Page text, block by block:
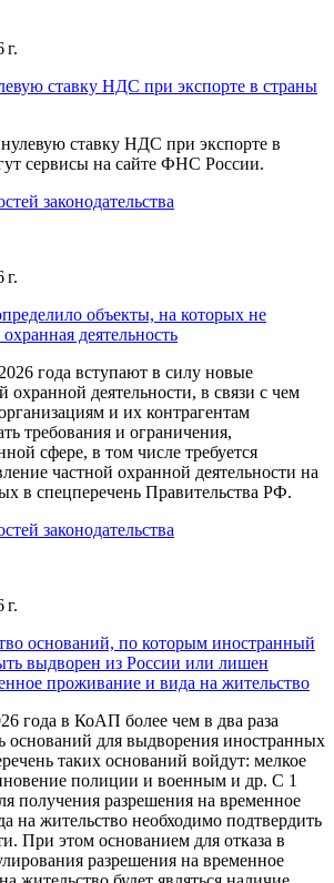
г.
ставку НДС при экспорте в страны
ставку НДС при экспорте в
сервисы на сайте ФНС России.
законодательства
г.
объекты, на которых не
деятельность
года вступают в силу новые
охранной деятельности, в связи с чем
и их контрагентам
требования и ограничения,
сфере, в том числе требуется
частной охранной деятельности на
в спецперечень Правительства РФ.
законодательства
г.
оснований, по которым иностранный
выдворен из России или лишен
проживание и вида на жительство
года в КоАП более чем в два раза
оснований для выдворения иностранных
таких оснований войдут: мелкое
полиции и военным и др. С 1
получения разрешения на временное
на жительство необходимо подтвердить
При этом основанием для отказа в
разрешения на временное